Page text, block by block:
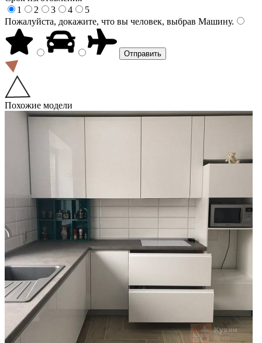
1
2 3 4
5
Пожалуйста, докажите, что вы человек, выбрав Машину.
Похожие модели